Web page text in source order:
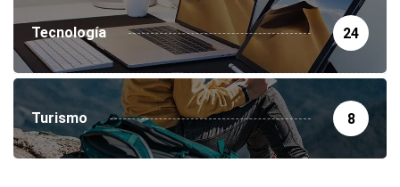
Tecnología 24
Turismo 8